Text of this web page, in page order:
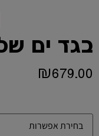
בגד ים
₪679.00